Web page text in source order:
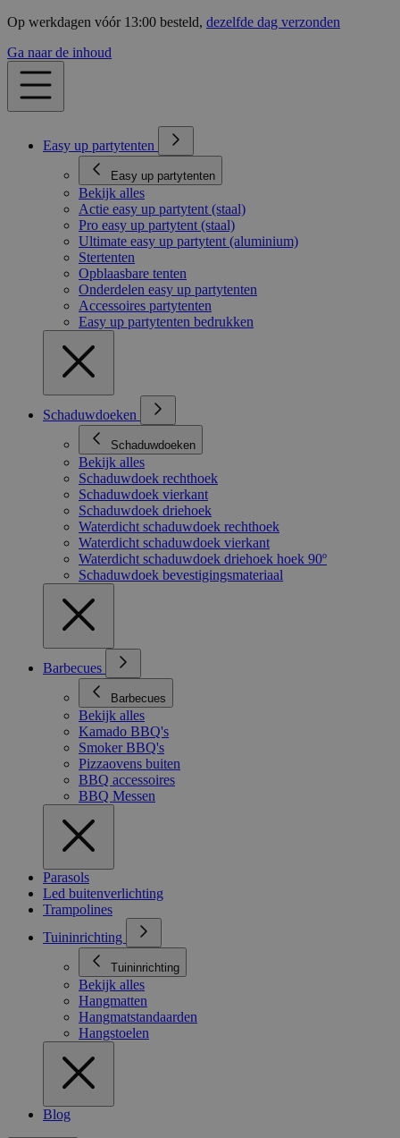
Op werkdagen vóór 13:00 besteld, dezelfde dag verzonden
Ga naar de inhoud
Easy up partytenten
Easy up partytenten
Bekijk alles
Actie easy up partytent (staal)
Pro easy up partytent (staal)
Ultimate easy up partytent (aluminium)
Stertenten
Opblaasbare tenten
Onderdelen easy up partytenten
Accessoires partytenten
Easy up partytenten bedrukken
Schaduwdoeken
Schaduwdoeken
Bekijk alles
Schaduwdoek rechthoek
Schaduwdoek vierkant
Schaduwdoek driehoek
Waterdicht schaduwdoek rechthoek
Waterdicht schaduwdoek vierkant
Waterdicht schaduwdoek driehoek hoek 90º
Schaduwdoek bevestigingsmateriaal
Barbecues
Barbecues
Bekijk alles
Kamado BBQ's
Smoker BBQ's
Pizzaovens buiten
BBQ accessoires
BBQ Messen
Parasols
Led buitenverlichting
Trampolines
Tuininrichting
Tuininrichting
Bekijk alles
Hangmatten
Hangmatstandaarden
Hangstoelen
Blog